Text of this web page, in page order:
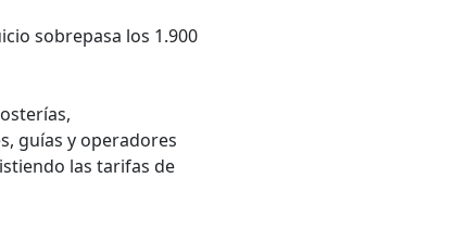
sobrepasa los 1.900
guías y operadores
las tarifas de